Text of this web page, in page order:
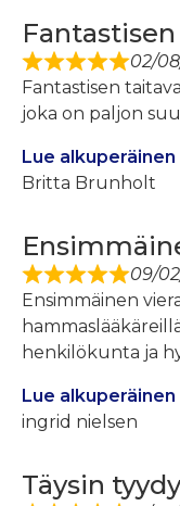
02/
Fantastisen
joka on paljon
Lue alkuperäinen
Britta Brunholt
09/
Ensimmäinen
henkilökunta ja
Lue alkuperäinen
ingrid nielsen
Täysin